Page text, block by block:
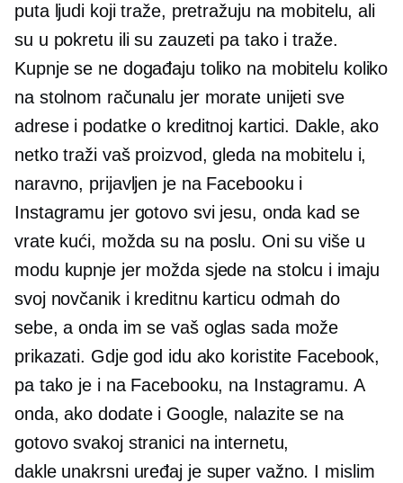
puta ljudi koji traže, pretražuju na mobitelu, ali
su u pokretu ili su zauzeti pa tako i traže.
Kupnje se ne događaju toliko na mobitelu koliko
na stolnom računalu jer morate unijeti sve
adrese i podatke o kreditnoj kartici. Dakle, ako
netko traži vaš proizvod, gleda na mobitelu i,
naravno, prijavljen je na Facebooku i
Instagramu jer gotovo svi jesu, onda kad se
vrate kući, možda su na poslu. Oni su više u
modu kupnje jer možda sjede na stolcu i imaju
svoj novčanik i kreditnu karticu odmah do
sebe, a onda im se vaš oglas sada može
prikazati. Gdje god idu ako koristite Facebook,
pa tako je i na Facebooku, na Instagramu. A
onda, ako dodate i Google, nalazite se na
gotovo svakoj stranici na internetu,
dakle unakrsni uređajje super važno. I mislim